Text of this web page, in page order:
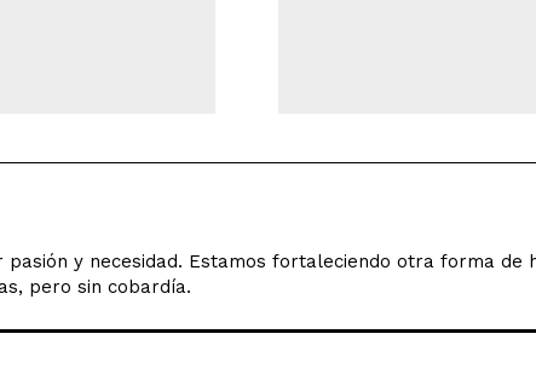
y necesidad. Estamos fortaleciendo otra forma de
pero sin cobardía.